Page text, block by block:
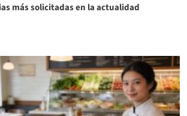
más solicitadas en la actualidad